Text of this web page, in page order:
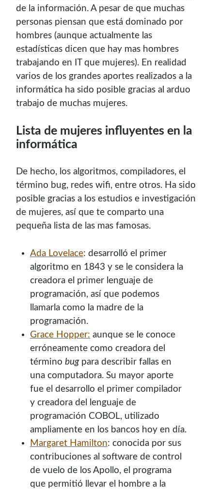
¡Hola mi nombre es Miguel Useche!
Soydesarrollador web, colaboro en comunidades como
Mozilla (Hispano |Venezuela)y enWordPress Venezuela
promuevo tecnologías abiertas, mantengoPKGBUILDS
de Archlinux,
plugins de WordPress
Soy graduado de Ing. en Informática de laUNETdonde dí
clases por 10 años. Como siempre me ha gustado
experiencias en el mundo informático en este blog.
mi página profesional .
Donate
If you like this website or any of my work, consider to
give a small donation. It will help me to invest time on
creating content for this site.
Si te gusta este sitio web o mi trabajo, puedes hacer una
pequeña donación. Me ayudará a invertir tiempo en crear
contenido para este sitio.
de la información. A pesar de que muchas
personas piensan que está dominado por
hombres (aunque actualmente las
estadísticas dicen que hay mas hombres
trabajando en IT que mujeres). En realidad
varios de los grandes aportes realizados a la
informática ha sido posible gracias al arduo
trabajo de muchas mujeres.
Lista de mujeres influyentes en la
informática
De hecho, los algoritmos, compiladores, el
término bug, redes wifi, entre otros. Ha sido
posible gracias a los estudios e investigación
de mujeres, así que te comparto una
pequeña lista de las mas famosas.
Ada Lovelace: desarrolló el primer
algoritmo en 1843 y se le considera la
creadora el primer lenguaje de
programación, así que podemos
llamarla como la madre de la
programación.
Grace Hopper: aunque se le conoce
erróneamente como creadora del
término bugpara describir fallas en
una computadora. Su mayor aporte
fue el desarrollo el primer compilador
y creadora del lenguaje de
programación COBOL, utilizado
ampliamente en los bancos hoy en día.
Margaret Hamilton: conocida por sus
contribuciones al software de control
de vuelo de los Apollo, el programa
que permitió llevar el hombre a la